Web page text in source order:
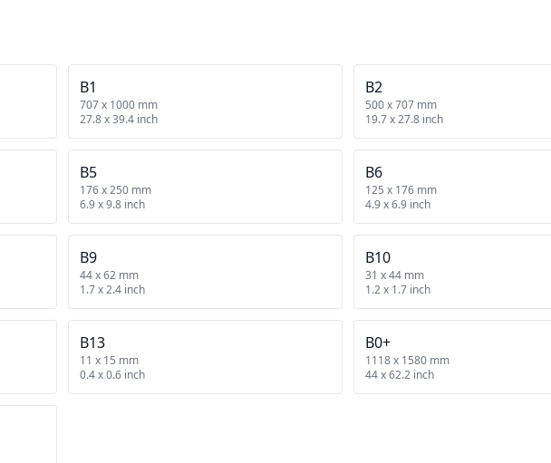
B1
707 x 1000 mm
27.8 x 39.4 inch
B2
500 x 707 mm
19.7 x 27.8 inch
B5
176 x 250 mm
6.9 x 9.8 inch
B6
125 x 176 mm
4.9 x 6.9 inch
B9
44 x 62 mm
1.7 x 2.4 inch
B10
31 x 44 mm
1.2 x 1.7 inch
B13
11 x 15 mm
0.4 x 0.6 inch
B0+
1118 x 1580 mm
44 x 62.2 inch